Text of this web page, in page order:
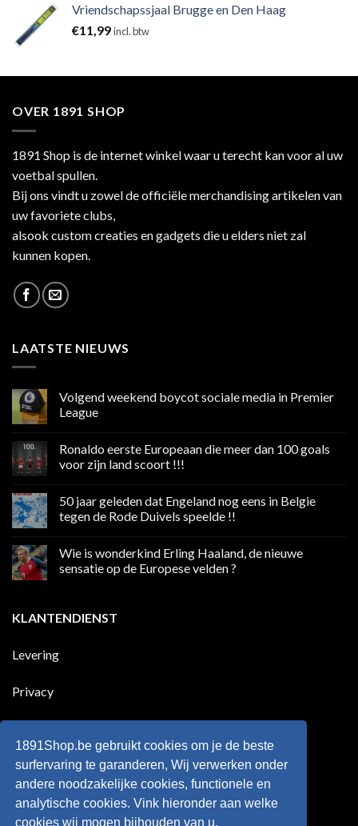
Vriendschapssjaal Brugge en Den Haag
€11,99incl. btw
OVER 1891 SHOP
1891 Shop is de internet winkel waar u terecht kan voor al uw
voetbal spullen.
Bij ons vindt u zowel de officiële merchandising artikelen van
uw favoriete clubs,
alsook custom creaties en gadgets die u elders niet zal
kunnen kopen.
LAATSTE NIEUWS
Volgend weekend boycot sociale media in Premier
League
op
weekend
media
in
Premier
Ronaldo eerste Europeaan die meer dan 100 goals
voor zijn land scoort !!!
op
Ronaldo
eerste
meer
100
land
scoort
50 jaar geleden dat Engeland nog eens in Belgie
tegen de Rode Duivels speelde !!
op
jaar
nog
eens
tegen
Wie is wonderkind Erling Haaland, de nieuwe
sensatie op de Europese velden ?
Wie
is
Haaland,
Europese
KLANTENDIENST
Levering
Privacy
Retourneren
Algemene voorwaarden
1891Shop.be gebruikt cookies om je de beste
surfervaring te garanderen, Wij verwerken onder
andere noodzakelijke cookies, functionele en
analytische cookies. Vink hieronder aan welke
cookies wij mogen bijhouden van u.